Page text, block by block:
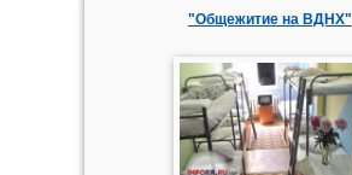
"Общежитие на ВДНХ"